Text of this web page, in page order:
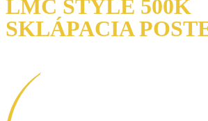
LMC STYLE 500K
SKLÁPACIA